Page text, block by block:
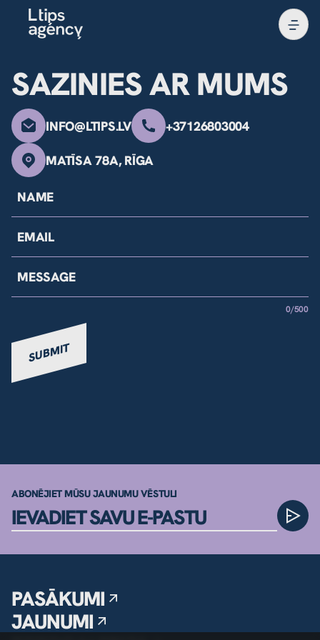
SAZINIES AR MUMS
INFO@LTIPS.LV +37126803004
MATĪSA 78A, RĪGA
0/500
SUBMIT
ABONĒJIET MŪSU JAUNUMU VĒSTULI
PASĀKUMI
JAUNUMI